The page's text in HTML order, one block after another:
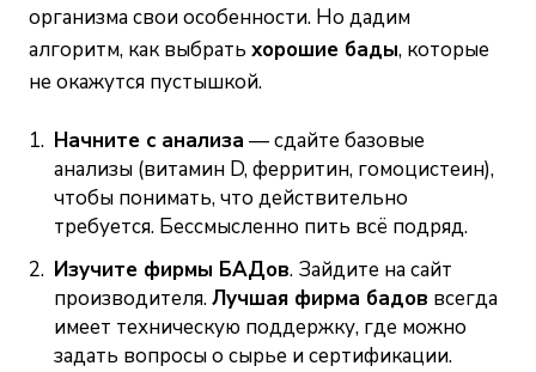
организма свои особенности. Но дадим
алгоритм, как выбрать хорошие бады, которые
не окажутся пустышкой.
Начните с анализа — сдайте базовые
анализы (витамин D, ферритин, гомоцистеин),
чтобы понимать, что действительно
требуется. Бессмысленно пить всё подряд.
Изучите фирмы БАДов. Зайдите на сайт
производителя.Лучшая фирма бадов всегда
имеет техническую поддержку, где можно
задать вопросы о сырье и сертификации.